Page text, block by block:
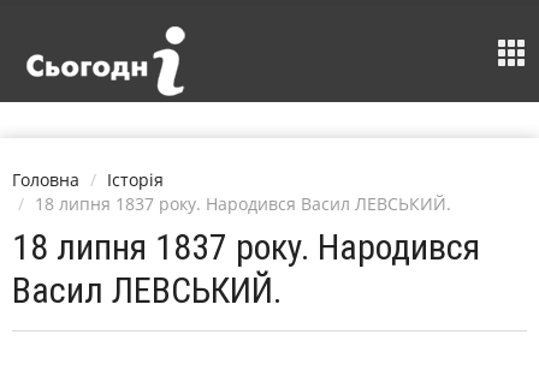
Головна
Історія
18 липня 1837 року. Народився Васил ЛЕВСЬКИЙ.
18 липня 1837 року. Народився
Васил ЛЕВСЬКИЙ.